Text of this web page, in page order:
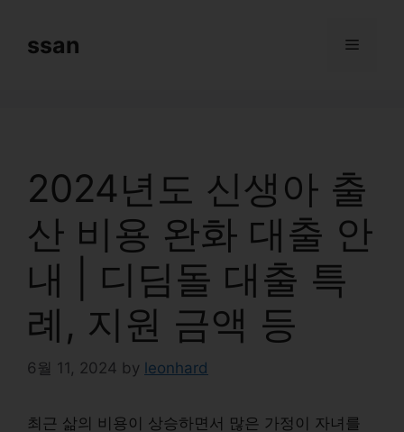
contentssan Menu
2024년도 신생아 출
산 비용 완화 대출 안
내 | 디딤돌 대출 특
례, 지원 금액 등
6월 11, 2024 by leonhard
최근 삶의 비용이 상승하면서 많은 가정이 자녀를